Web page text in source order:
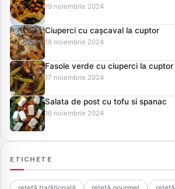
19 noiembrie 2024
Ciuperci cu cașcaval la cuptor
18 noiembrie 2024
Fasole verde cu ciuperci la cuptor
17 noiembrie 2024
Salata de post cu tofu si spanac
16 noiembrie 2024
ETICHETE